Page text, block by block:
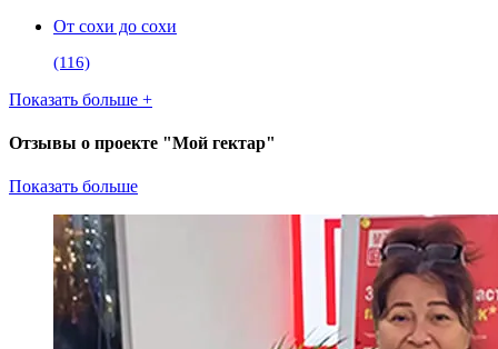
От сохи до сохи
(116)
Показать больше +
Отзывы о проекте "Мой гектар"
Показать больше